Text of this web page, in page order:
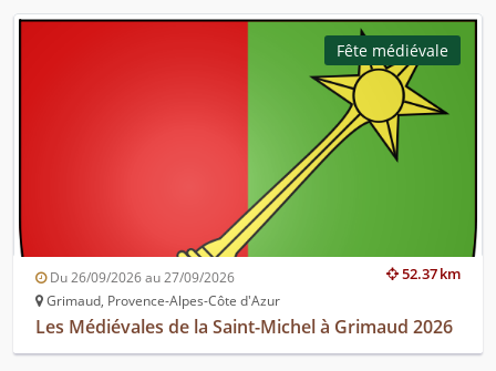
Fête médiévale
52.37 km
Du 26/09/2026 au 27/09/2026
Grimaud, Provence-Alpes-Côte d'Azur
Les Médiévales de la Saint-Michel à Grimaud 2026